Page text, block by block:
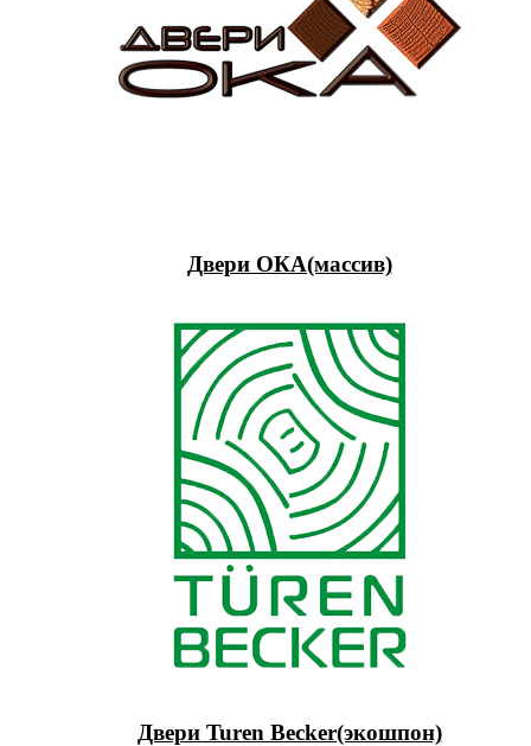
Двери ОКА(массив)
Двери Turen Becker(экошпон)